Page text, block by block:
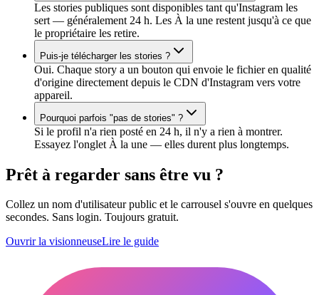
Les stories publiques sont disponibles tant qu'Instagram les
sert — généralement 24 h. Les À la une restent jusqu'à ce que
le propriétaire les retire.
Puis-je télécharger les stories ?
Oui. Chaque story a un bouton qui envoie le fichier en qualité
d'origine directement depuis le CDN d'Instagram vers votre
appareil.
Pourquoi parfois "pas de stories" ?
Si le profil n'a rien posté en 24 h, il n'y a rien à montrer.
Essayez l'onglet À la une — elles durent plus longtemps.
Prêt à regarder sans être vu ?
Collez un nom d'utilisateur public et le carrousel s'ouvre en quelques
secondes. Sans login. Toujours gratuit.
Ouvrir la visionneuseLire le guide